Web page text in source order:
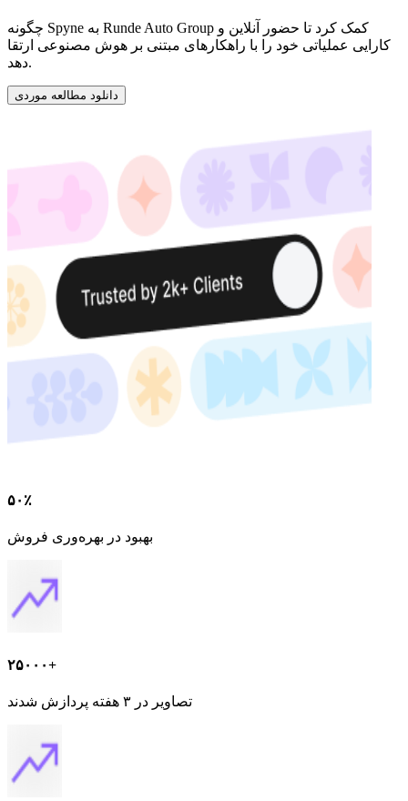
چگونه Spyne به Runde Auto Group کمک کرد تا حضور آنلاین و
کارایی عملیاتی خود را با راهکارهای مبتنی بر هوش مصنوعی ارتقا
دهد.
دانلود مطالعه موردی
۵۰٪
بهبود در بهره‌وری فروش
۲۵۰۰۰+
تصاویر در ۳ هفته پردازش شدند